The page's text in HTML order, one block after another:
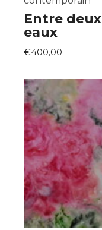
Entre deux
eaux
€400,00